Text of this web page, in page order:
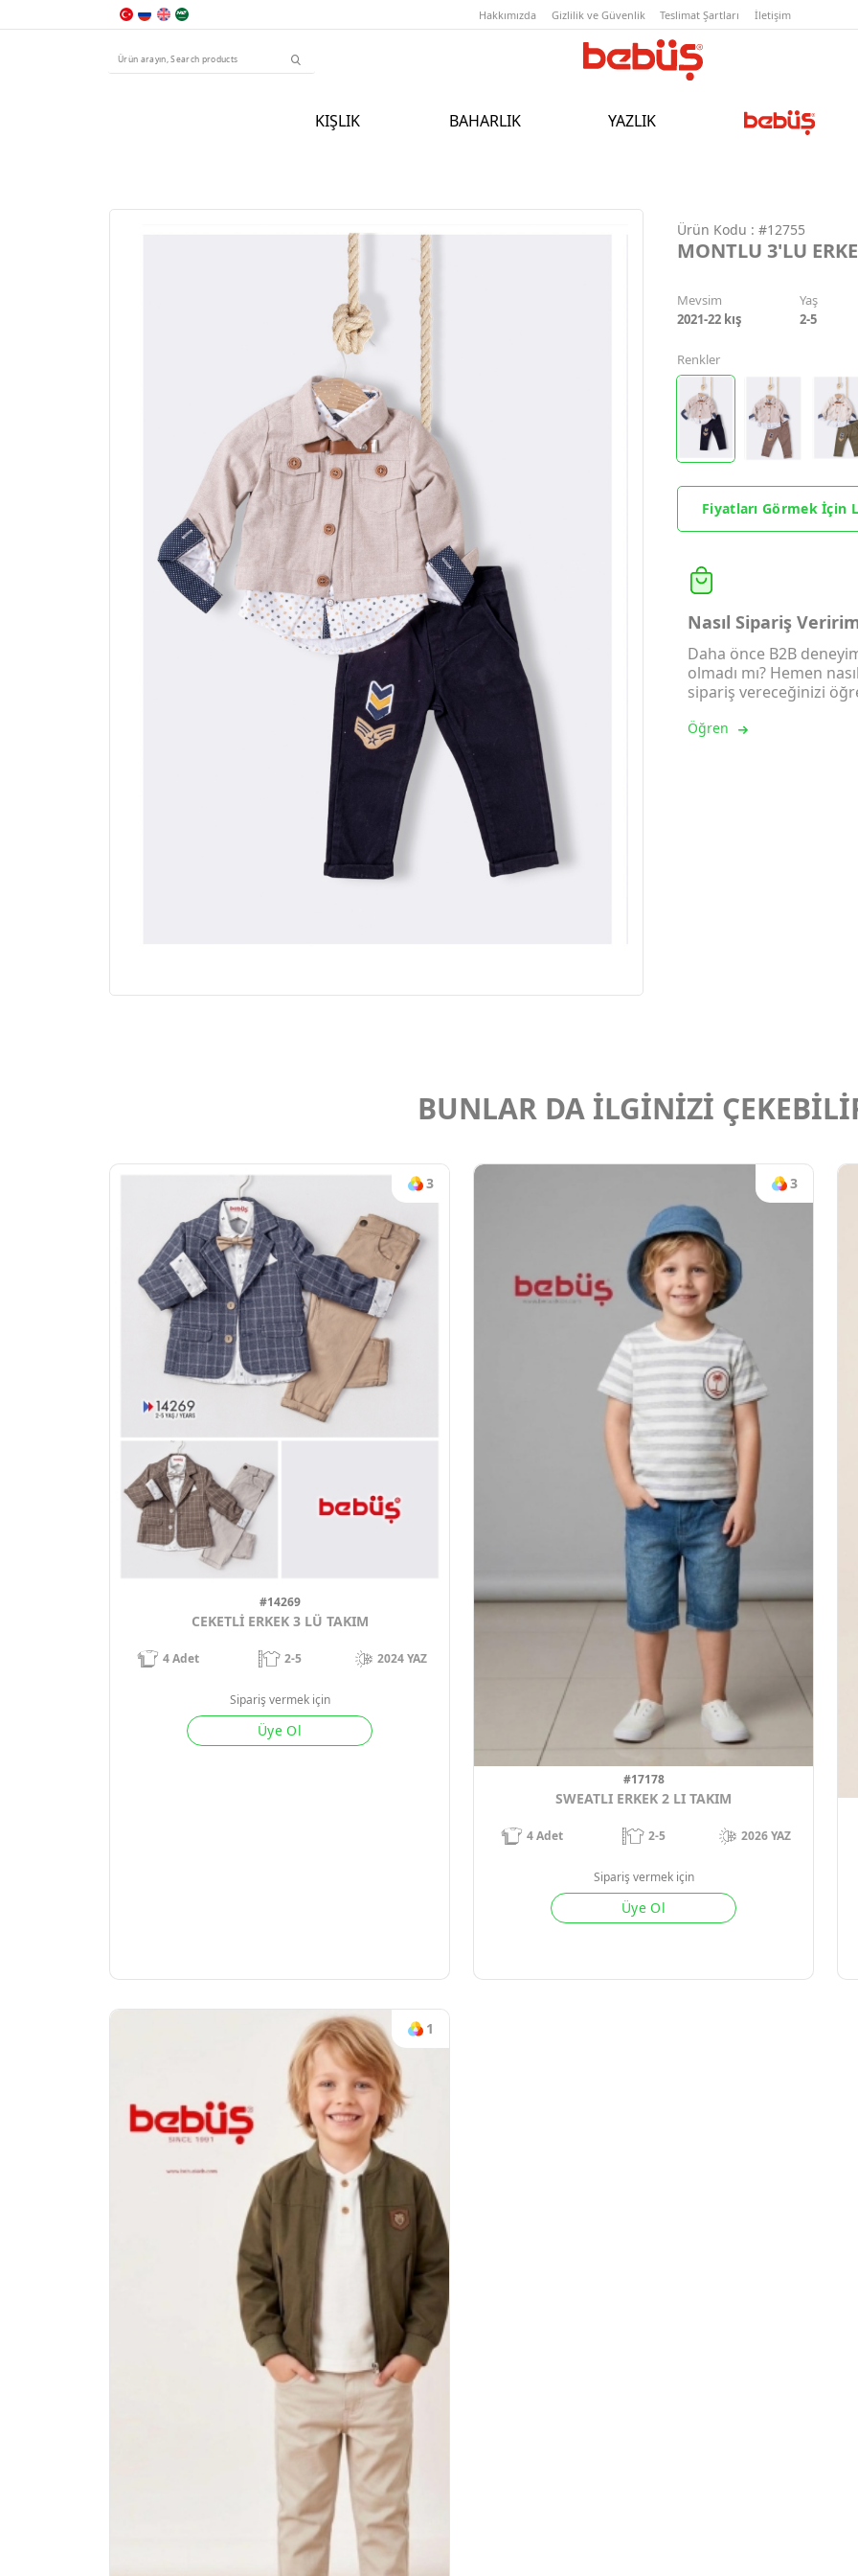
Hakkımızda Gizlilik ve Güvenlik
KIŞLIK BAHARLIK YAZLIK
Ürün Kodu : #12755
MONTLU 3'LU
Mevsim
2021-22 kış
Yaş
2-5
Renkler
Fiyatları Görmek İçin
Nasıl Sipariş
Daha önce B2B
olmadı mı? Hemen
sipariş vereceğinizi
Öğren
BUNLAR DA İLGİNİZİ
3
#14269
CEKETLİ ERKEK 3 LÜ TAKIM
4Adet 2-5 2024 YAZ
Sipariş vermek için
Üye Ol
3
#17178
SWEATLI ERKEK 2 LI TAKIM
4Adet 2-5 2026 YAZ
Sipariş vermek için
Üye Ol
1